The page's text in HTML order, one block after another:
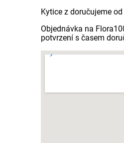
Kytice z doručujeme
Objednávka na
potvrzení s časem